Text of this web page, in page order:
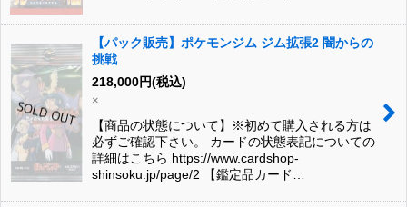
【パック販売】ポケモンジム ジム拡張2 闇からの
挑戦
218,000円(税込)
×
【商品の状態について】※初めて購入される方は
必ずご確認下さい。 カードの状態表記についての
詳細はこちら https://www.cardshop-
shinsoku.jp/page/2 【鑑定品カード…